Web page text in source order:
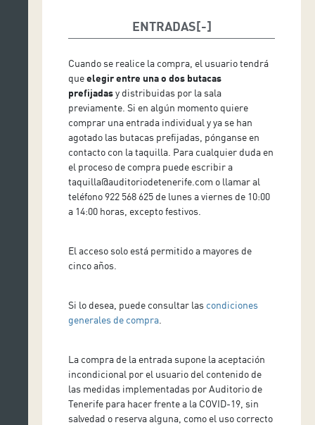
Coral Reyes Bartlet
Maestro de coro: José Hijar Polo
ENTRADAS
Cuando se realice la compra, el usuario tendrá
queelegir entre una o dos butacas
prefijadasy distribuidas por la sala
previamente. Si en algún momento quiere
comprar una entrada individual y ya se han
agotado las butacas prefijadas, pónganse en
contacto con la taquilla. Para cualquier duda en
el proceso de compra puede escribir a
taquilla@auditoriodetenerife.com o llamar al
teléfono 922 568 625 de lunes a viernes de 10:00
a 14:00 horas, excepto festivos.
El acceso solo está permitido a mayores de
cinco años.
Si lo desea, puede consultar las condiciones
generales de compra
La compra de la entrada supone la aceptación
incondicional por el usuario del contenido de
las medidas implementadas por Auditorio de
Tenerife para hacer frente a la COVID-19, sin
salvedad o reserva alguna, como el uso correcto